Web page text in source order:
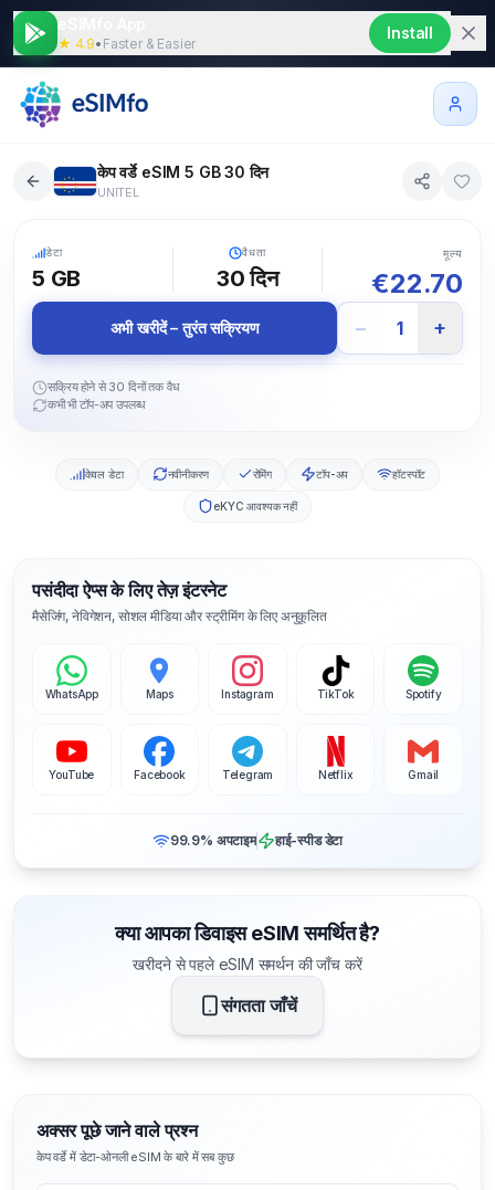
★ 4.9• Faster & Easier
Install
केप वर्डे eSIM 5 GB 30 दिन
UNITEL
डेटा
5 GB
वैधता
30 दिन
मूल्य
€22.70
अभी खरीदें – तुरंत सक्रियण − 1 +
सक्रिय होने से 30 दिनों तक वैध
कभी भी टॉप-अप उपलब्ध
केवल डेटा नवीनीकरण रोमिंग टॉप-अप हॉटस्पॉट
eKYC आवश्यक नहीं
पसंदीदा ऐप्स के लिए तेज़ इंटरनेट
मैसेजिंग, नेविगेशन, सोशल मीडिया और स्ट्रीमिंग के लिए अनुकूलित
WhatsApp Maps Instagram TikTok Spotify
YouTube Facebook Telegram Netflix Gmail
99.9% अपटाइम हाई-स्पीड डेटा
क्या आपका डिवाइस eSIM समर्थित है?
खरीदने से पहले eSIM समर्थन की जाँच करें
संगतता जाँचें
अक्सर पूछे जाने वाले प्रश्न
केप वर्डे में डेटा-ओनली eSIM के बारे में सब कुछ